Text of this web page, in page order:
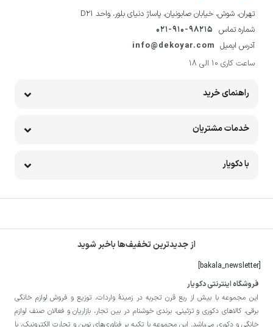
تهران، شوش، خیابان صابونیان، پاساژ دنیای بلور، واحد D21
شماره تماس 021-910-98215
آدرس ایمیل info@dekoyar.com
ساعت کاری 10 الی 18
راهنمای خرید
خدمات مشتریان
با دکویار
از جدیدترین تخفیف‌ها باخبر شوید
[bakala_newsletter]
فروشگاه اینترنتی دکویار
این مجموعه با بيش از ربع قرن تجربه در زمينۀ واردات، توزيع و فروش لوازم خانگی
برقی، کالاهای دکوری و تزئینی، برندی خوشنام در بين تجار، بازاريان و فعالان صنف لوازم
خانگی و دکوری می‌باشد. این مجموعه با تكيه بر فناوری‌های نوين و تجارت الكترونيک، با